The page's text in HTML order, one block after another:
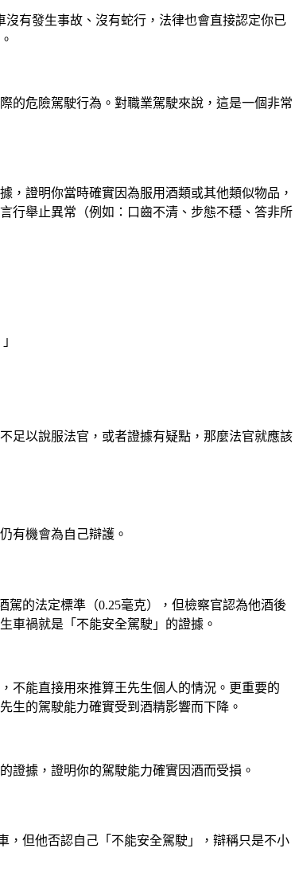
有發生事故、沒有蛇行，法律也會直接認定你已
的危險駕駛行為。對職業駕駛來說，這是一個非常
，證明你當時確實因為服用酒類或其他類似物品，
行舉止異常（例如：口齒不清、步態不穩、答非所
足以說服法官，或者證據有疑點，那麼法官就應該
有機會為自己辯護。
的法定標準（0.25毫克），但檢察官認為他酒後
車禍就是「不能安全駕駛」的證據。
不能直接用來推算王先生個人的情況。更重要的
生的駕駛能力確實受到酒精影響而下降。
證據，證明你的駕駛能力確實因酒而受損。
，但他否認自己「不能安全駕駛」，辯稱只是不小